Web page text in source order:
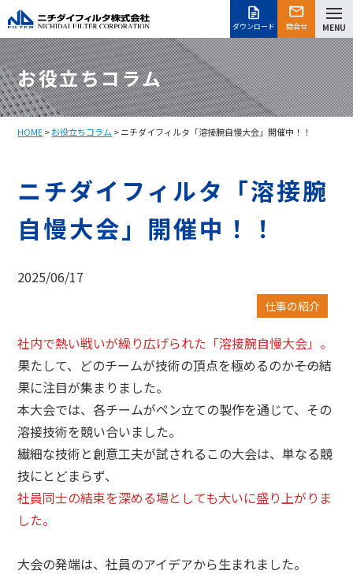
ダウンロード 問合せ MENU
お役立ちコラム
HOME>お役立ちコラム > ニチダイフィルタ「溶接腕自慢大会」開催中！！
ニチダイフィルタ「溶接腕
自慢大会」開催中！！
2025/06/17
仕事の紹介
社内で熱い戦いが繰り広げられた「溶接腕自慢大会」。
果たして、どのチームが技術の頂点を極めるのか――その結
果に注目が集まりました。
本大会では、各チームがペン立ての製作を通じて、その
溶接技術を競い合いました。
繊細な技術と創意工夫が試されるこの大会は、単なる競
技にとどまらず、
社員同士の結束を深める場としても大いに盛り上がりま
した。
大会の発端は、社員のアイデアから生まれました。